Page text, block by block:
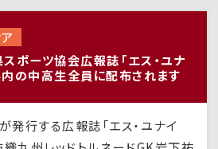
ポーツ協会広報誌「エス・ユナ
内の中高生全員に配布されます
発行する広報誌「エス・ユナイ